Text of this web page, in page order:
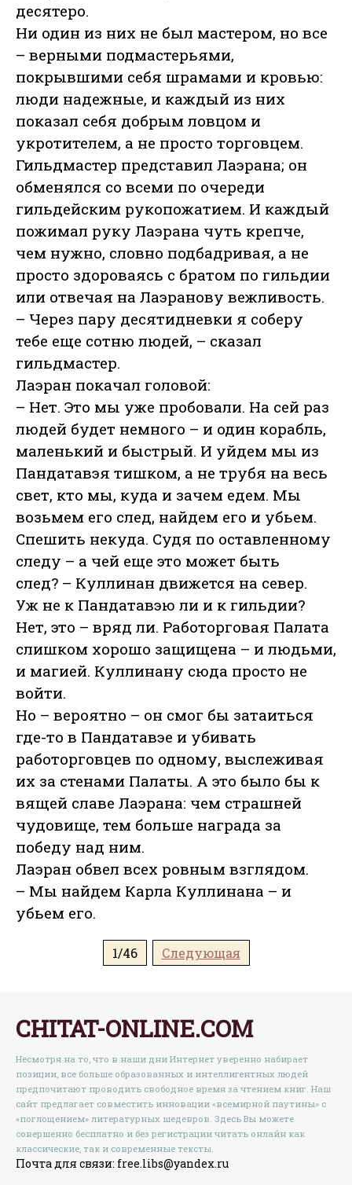
десятеро.
Ни один из них не был мастером, но все
– верными подмастерьями,
покрывшими себя шрамами и кровью:
люди надежные, и каждый из них
показал себя добрым ловцом и
укротителем, а не просто торговцем.
Гильдмастер представил Лаэрана; он
обменялся со всеми по очереди
гильдейским рукопожатием. И каждый
пожимал руку Лаэрана чуть крепче,
чем нужно, словно подбадривая, а не
просто здороваясь с братом по гильдии
или отвечая на Лаэранову вежливость.
– Через пару десятидневки я соберу
тебе еще сотню людей, – сказал
гильдмастер.
Лаэран покачал головой:
– Нет. Это мы уже пробовали. На сей раз
людей будет немного – и один корабль,
маленький и быстрый. И уйдем мы из
Пандатавэя тишком, а не трубя на весь
свет, кто мы, куда и зачем едем. Мы
возьмем его след, найдем его и убьем.
Спешить некуда. Судя по оставленному
следу – а чей еще это может быть
след? – Куллинан движется на север.
Уж не к Пандатавэю ли и к гильдии?
Нет, это – вряд ли. Работорговая Палата
слишком хорошо защищена – и людьми,
и магией. Куллинану сюда просто не
войти.
Но – вероятно – он смог бы затаиться
где-то в Пандатавэе и убивать
работорговцев по одному, выслеживая
их за стенами Палаты. А это было бы к
вящей славе Лаэрана: чем страшней
чудовище, тем больше награда за
победу над ним.
Лаэран обвел всех ровным взглядом.
– Мы найдем Карла Куллинана – и
убьем его.
1/46 Следующая
CHITAT-ONLINE.COM
Несмотря на то, что в наши дни Интернет уверенно набирает
позиции, все больше образованных и интеллигентных людей
предпочитают проводить свободное время за чтением книг. Наш
сайт предлагает совместить инновации «всемирной паутины» с
«поглощением» литературных шедевров. Здесь Вы можете
совершенно бесплатно и без регистрации читать онлайн как
классические, так и современные тексты.
Почта для связи: free.libs@yandex.ru